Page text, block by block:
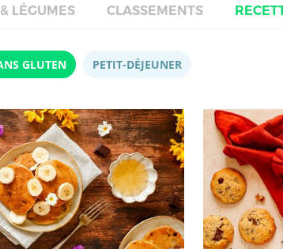
LÉGUMES CLASSEMENTS
GLUTEN PETIT-DÉJEUNER